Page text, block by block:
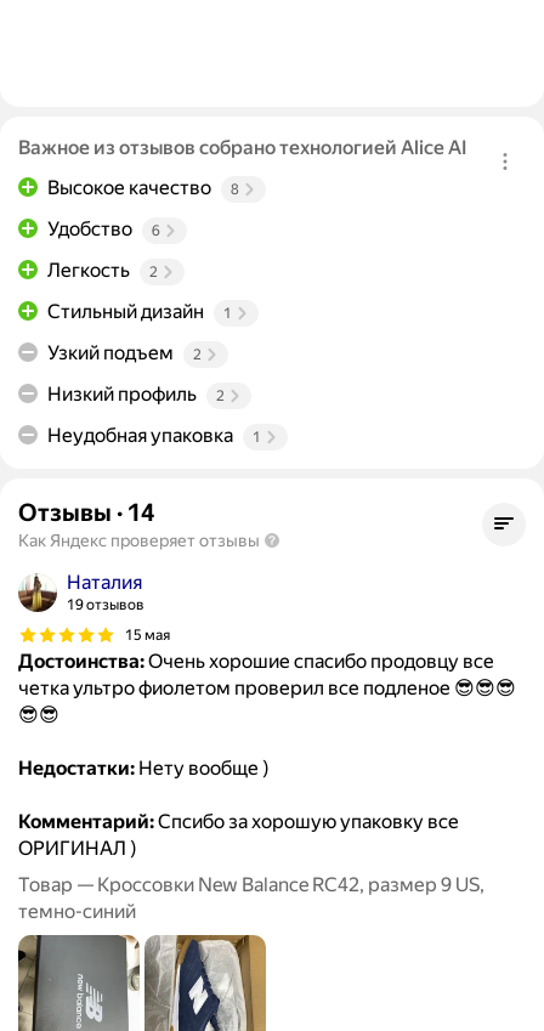
Важное из отзывов собрано технологией Alice AI
Высокое качество
8
Удобство 6
Легкость 2
Стильный дизайн 1
Узкий подъем 2
Низкий профиль 2
Неудобная упаковка 1
Отзывы · 14
Как Яндекс проверяет отзывы
Наталия
19 отзывов
15 мая
Достоинства:Очень хорошие спасибо продовцу все
четка ультро фиолетом проверил все подленое 😎😎😎
😎😎
Недостатки: Нету вообще )
Комментарий:Спсибо за хорошую упаковку все
ОРИГИНАЛ )
Товар — Кроссовки New Balance RC42, размер 9 US,
темно-синий